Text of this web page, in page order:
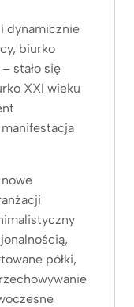
dynamicznie
biurko
stało się
XXI wieku
półki,